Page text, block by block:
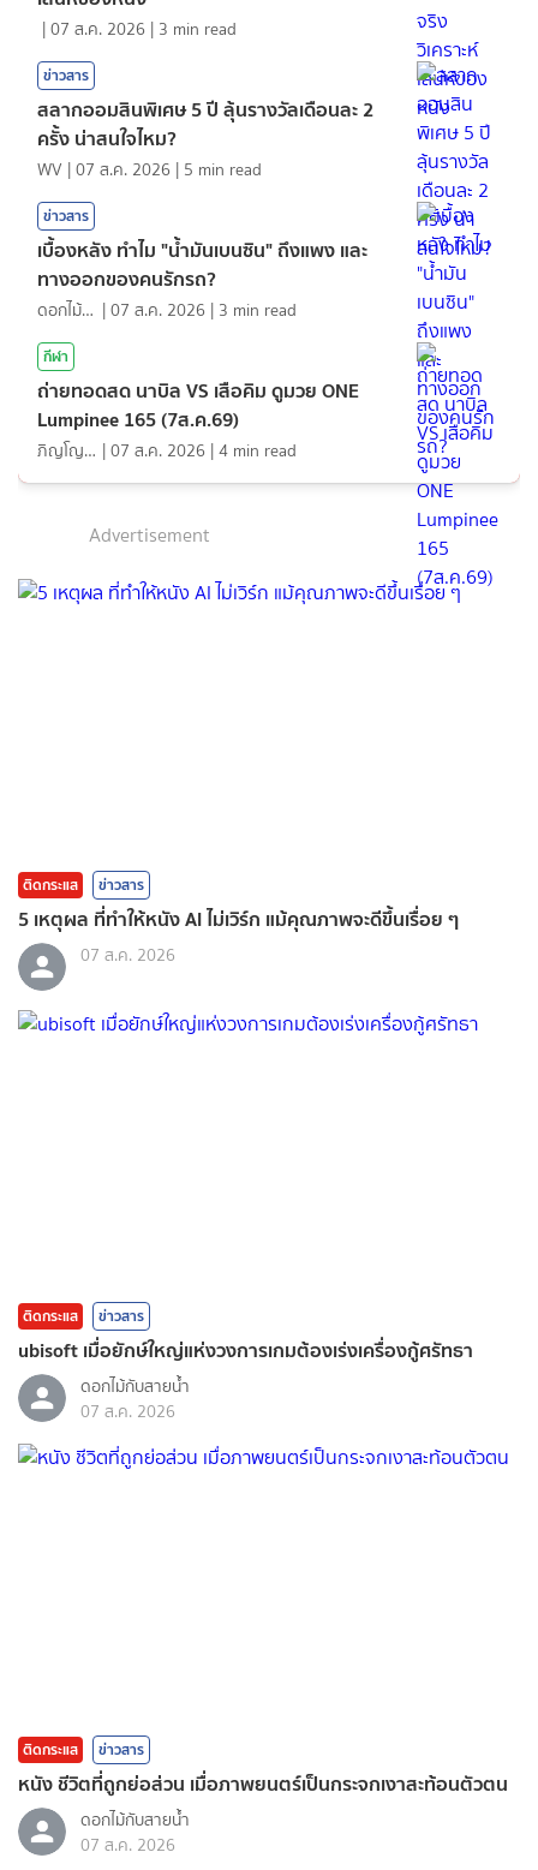
|07 ส.ค. 2026 | 3 min read
ข่าวสาร
สลากออมสินพิเศษ 5 ปี ลุ้นรางวัลเดือนละ 2
ครั้ง น่าสนใจไหม?
WV |07 ส.ค. 2026 | 5 min read
ข่าวสาร
เบื้องหลัง ทำไม "น้ำมันเบนซิน" ถึงแพง และ
ทางออกของคนรักรถ?
ดอกไม้กับสายน้ำ |07 ส.ค. 2026 | 3 min read
กีฬา
ถ่ายทอดสด นาบิล VS เสือคิม ดูมวย ONE
Lumpinee 165 (7ส.ค.69)
ภิญโญ ส่องแสง |07 ส.ค. 2026 |4 min read
Advertisement
ติดกระแส ข่าวสาร
5 เหตุผล ที่ทำให้หนัง AI ไม่เวิร์ก แม้คุณภาพจะดีขึ้นเรื่อย ๆ
07 ส.ค. 2026
ติดกระแส ข่าวสาร
ubisoft เมื่อยักษ์ใหญ่แห่งวงการเกมต้องเร่งเครื่องกู้ศรัทธา
ดอกไม้กับสายน้ำ
07 ส.ค. 2026
ติดกระแส ข่าวสาร
หนัง ชีวิตที่ถูกย่อส่วน เมื่อภาพยนตร์เป็นกระจกเงาสะท้อนตัวตน
ดอกไม้กับสายน้ำ
07 ส.ค. 2026